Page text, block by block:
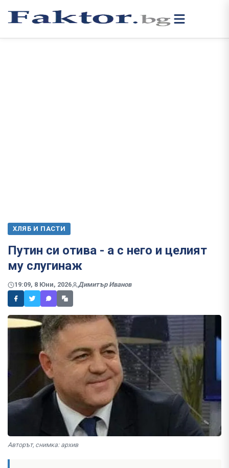
ХЛЯБ И ПАСТИ
Путин си отива - а с него и целият
му слугинаж
19:09, 8 Юни, 2026 Димитър Иванов
Авторът, снимка: архив